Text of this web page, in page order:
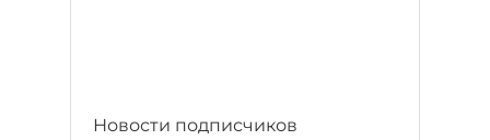
Новости подписчиков